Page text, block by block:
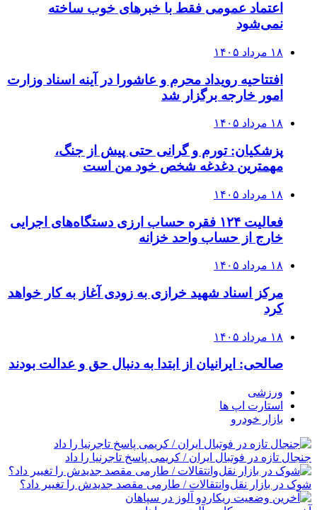
اعتماد عمومی فقط با خبرهای خوب ساخته
نمی‌شود
۱۸ مرداد ۱۴۰۵
افتتاحیه رویداد محرم و عاشورا در آینه اسناد وزارت
امور خارجه برگزار شد
۱۸ مرداد ۱۴۰۵
پزشکیان: تورم و گرانی حتی پیش از جنگ،
مهمترین دغدغه شخص خود من است
۱۸ مرداد ۱۴۰۵
فعالیت ۱۲۴ فقره حساب ارزی دستگاه‌های اجرایی
خارج از حساب واحد خزانه
۱۸ مرداد ۱۴۰۵
مرکز اسناد شهید خرازی به زودی آغاز به کار خواهد
کرد
۱۸ مرداد ۱۴۰۵
صالحی: ایرانیان از ابتدا به دنبال حق و عدالت بودند
ورزشی
استارت اپ ها
بازار خودرو
جنجال تازه در فوتبال ایران / کریمی پاسخ تاجرنیا را داد
شوک در بازار نقل‌وانتقالات / طارمی مقصد جدیدش را تغییر داد؟